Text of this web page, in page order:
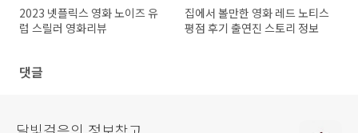
2023 넷플릭스 영화 노이즈 유
럽 스릴러 영화리뷰
집에서 볼만한 영화 레드 노티스
평점 후기 출연진 스토리 정보
댓글